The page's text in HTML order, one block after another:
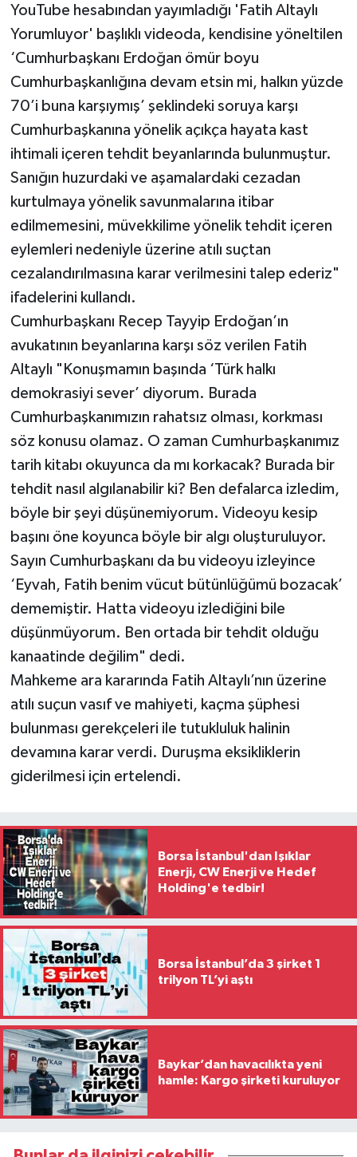
YouTube hesabından yayımladığı 'Fatih Altaylı
Yorumluyor' başlıklı videoda, kendisine yöneltilen
‘Cumhurbaşkanı Erdoğan ömür boyu
Cumhurbaşkanlığına devam etsin mi, halkın yüzde
70’i buna karşıymış’ şeklindeki soruya karşı
Cumhurbaşkanına yönelik açıkça hayata kast
ihtimali içeren tehdit beyanlarında bulunmuştur.
Sanığın huzurdaki ve aşamalardaki cezadan
kurtulmaya yönelik savunmalarına itibar
edilmemesini, müvekkilime yönelik tehdit içeren
eylemleri nedeniyle üzerine atılı suçtan
cezalandırılmasına karar verilmesini talep ederiz"
ifadelerini kullandı.
Cumhurbaşkanı Recep Tayyip Erdoğan’ın
avukatının beyanlarına karşı söz verilen Fatih
Altaylı "Konuşmamın başında ‘Türk halkı
demokrasiyi sever’ diyorum. Burada
Cumhurbaşkanımızın rahatsız olması, korkması
söz konusu olamaz. O zaman Cumhurbaşkanımız
tarih kitabı okuyunca da mı korkacak? Burada bir
tehdit nasıl algılanabilir ki? Ben defalarca izledim,
böyle bir şeyi düşünemiyorum. Videoyu kesip
başını öne koyunca böyle bir algı oluşturuluyor.
Sayın Cumhurbaşkanı da bu videoyu izleyince
‘Eyvah, Fatih benim vücut bütünlüğümü bozacak’
dememiştir. Hatta videoyu izlediğini bile
düşünmüyorum. Ben ortada bir tehdit olduğu
kanaatinde değilim" dedi.
Mahkeme ara kararında Fatih Altaylı’nın üzerine
atılı suçun vasıf ve mahiyeti, kaçma şüphesi
bulunması gerekçeleri ile tutukluluk halinin
devamına karar verdi. Duruşma eksikliklerin
giderilmesi için ertelendi.
Borsa İstanbul'dan Işıklar
Enerji, CW Enerji ve Hedef
Holding'e tedbir!
Borsa İstanbul’da 3 şirket 1
trilyon TL’yi aştı
Baykar’dan havacılıkta yeni
hamle: Kargo şirketi kuruluyor